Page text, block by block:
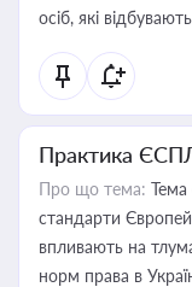
осіб, які
Практика
Про що тема: Тема
стандарти
впливають на
норм права в